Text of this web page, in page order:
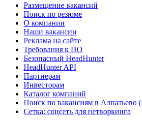
Размещение вакансий
Поиск по резюме
О компании
Наши вакансии
Реклама на сайте
Требования к ПО
Безопасный HeadHunter
HeadHunter API
Партнерам
Инвесторам
Каталог компаний
Поиск по вакансиям в Алпатьево
Сетка: соцсеть для нетворкинга